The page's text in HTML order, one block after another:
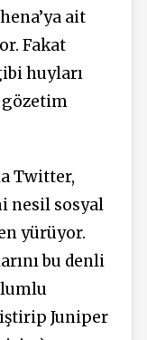
ait
Fakat
huyları
Twitter,
nesil sosyal
yürüyor.
bu denli
Juniper